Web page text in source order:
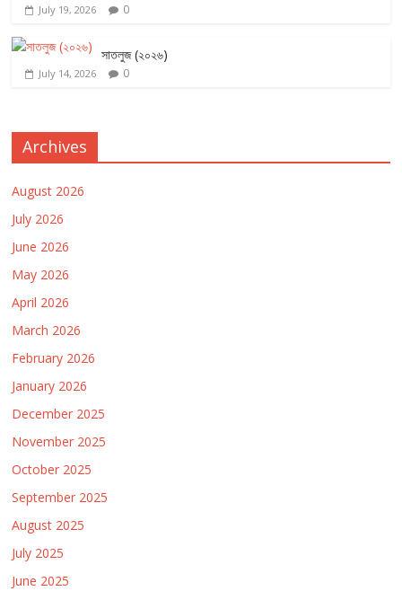
July 19, 2026 0
সাতলুজ (২০২৬)
July 14, 2026 0
Archives
August 2026
July 2026
June 2026
May 2026
April 2026
March 2026
February 2026
January 2026
December 2025
November 2025
October 2025
September 2025
August 2025
July 2025
June 2025